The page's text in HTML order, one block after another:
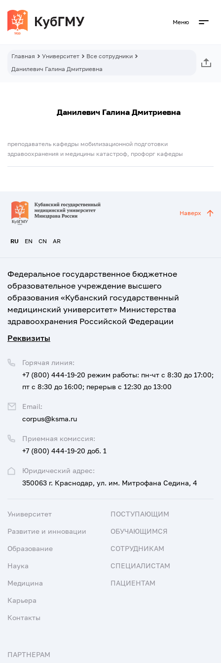
Меню
Главная Университет
Все сотрудники
Данилевич Галина Дмитриевна
Данилевич Галина Дмитриевна
преподаватель кафедры мобилизационной подготовки
здравоохранения и медицины катастроф, профорг кафедры
RU EN CN AR
Наверх
Федеральное государственное бюджетное
образовательное учреждение высшего
образования «Кубанский государственный
медицинский университет» Министерства
здравоохранения Российской Федерации
Реквизиты
Юридический адрес:
350063 г. Краснодар, ул. им. Митрофана Седина, 4
Приемная комиссия:
+7 (800) 444-19-20 доб. 1
Горячая линия:
+7 (800) 444-19-20 режим работы: пн-чт с 8:30 до 17:00;
пт с 8:30 до 16:00; перерыв с 12:30 до 13:00
Email:
corpus@ksma.ru
Университет
Развитие и инновации
Образование
Наука
Медицина
Карьера
Контакты
ПОСТУПАЮЩИМ
ОБУЧАЮЩИМСЯ
СОТРУДНИКАМ
СПЕЦИАЛИСТАМ
ПАЦИЕНТАМ
ПАРТНЕРАМ